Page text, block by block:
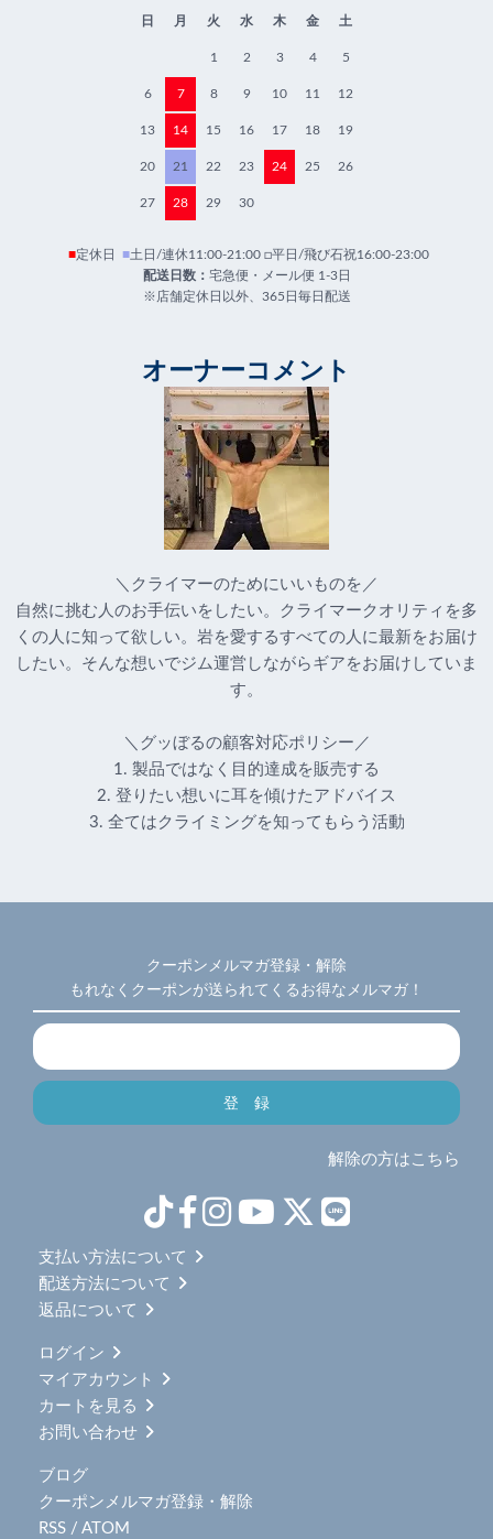
日 月 火 水 木 金 土
1 2 3 4 5
6 7 8 9 10 11 12
13 14 15 16 17 18 19
20 21 22 23 24 25 26
27 28 29 30
■定休日 ■土日/連休11:00-21:00 □平日/飛び石祝16:00-23:00
配送日数： 宅急便・メール便 1-3日
※店舗定休日以外、365日毎日配送
オーナーコメント
＼クライマーのためにいいものを／
自然に挑む人のお手伝いをしたい。クライマークオリティを多
くの人に知って欲しい。岩を愛するすべての人に最新をお届け
したい。そんな想いでジム運営しながらギアをお届けしていま
す。
＼グッぼるの顧客対応ポリシー／
1. 製品ではなく目的達成を販売する
2. 登りたい想いに耳を傾けたアドバイス
3. 全てはクライミングを知ってもらう活動
クーポンメルマガ登録・解除
もれなくクーポンが送られてくるお得なメルマガ！
解除の方はこちら
支払い方法について
配送方法について
返品について
ログイン
マイアカウント
カートを見る
お問い合わせ
ブログ
クーポンメルマガ登録・解除
RSS / ATOM